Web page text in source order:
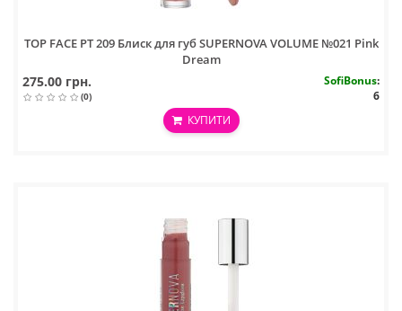
TOP FACE PT 209 Блиск для губ SUPERNOVA VOLUME №021 Pink
Dream
275.00 грн.
(0)
SofiBonus:
6
КУПИТИ